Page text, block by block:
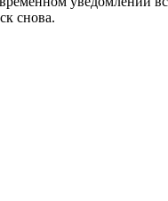
снова.